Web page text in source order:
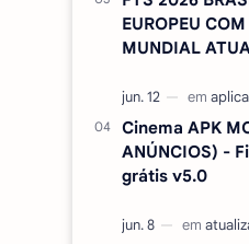
EUROPEU
MUNDIAL
Cinema APK
ANÚNCIOS) -
grátis v5.0